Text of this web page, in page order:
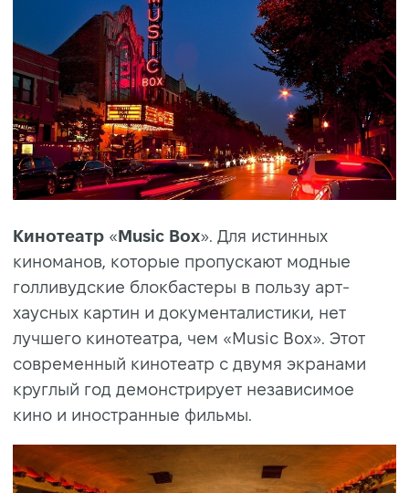
Кинотеатр « Music Box». Для истинных
киноманов, которые пропускают модные
голливудские блокбастеры в пользу арт-
хаусных картин и документалистики, нет
лучшего кинотеатра, чем «Music Box». Этот
современный кинотеатр с двумя экранами
круглый год демонстрирует независимое
кино и иностранные фильмы.